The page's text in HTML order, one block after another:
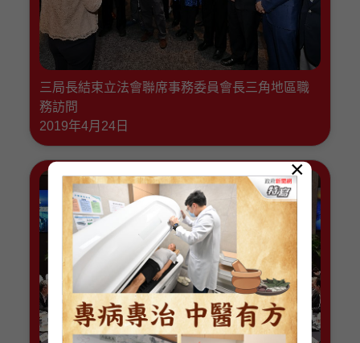
三局長結束立法會聯席事務委員會長三角地區職
務訪問
2019年4月24日
×